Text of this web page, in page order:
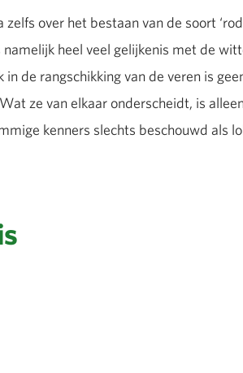
over het bestaan van de soort
heel veel gelijkenis met de
de rangschikking van de veren is
ze van elkaar onderscheidt, is
kenners slechts beschouwd als